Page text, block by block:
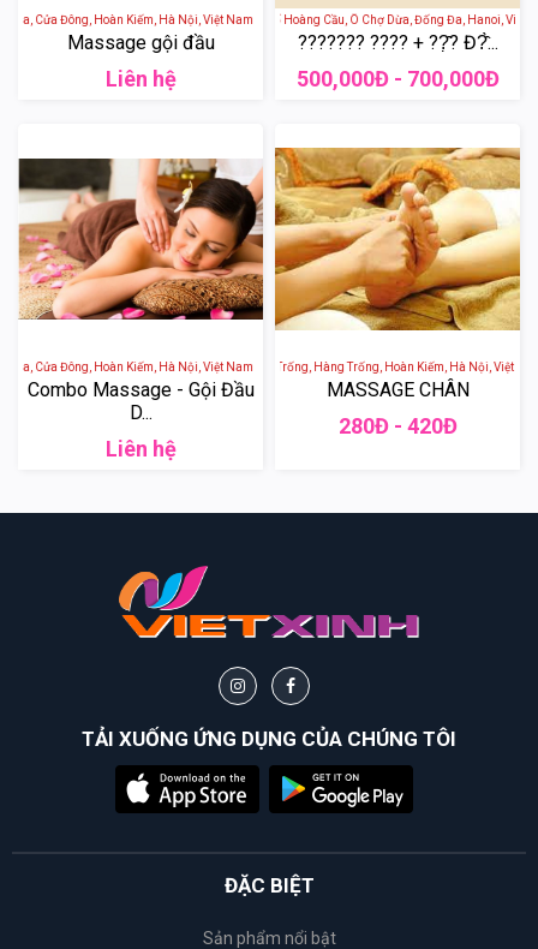
Cửa Đông, Hoàn Kiếm, Hà Nội, Việt Nam
Massage gội đầu
Liên hệ
Perla Spa - 4 Ngõ 73 Phố Hoàng Cầu, Ô Chợ Dừa, Đống Đa, Hanoi,
??????? ???? + ??̣̂? Đ?̂̀...
500,000Đ - 700,000Đ
Cửa Đông, Hoàn Kiếm, Hà Nội, Việt Nam
Combo Massage - Gội Đầu
D...
Liên hệ
SOL SPA - 65 Phố Hàng Trống, Hàng Trống, Hoàn Kiếm, Hà Nội, Việt Nam
MASSAGE CHÂN
280Đ - 420Đ
TẢI XUỐNG ỨNG DỤNG CỦA CHÚNG TÔI
ĐẶC BIỆT
Sản phẩm nổi bật